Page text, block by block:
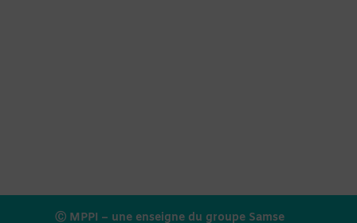
Ⓒ MPPI – une enseigne du groupe Samse